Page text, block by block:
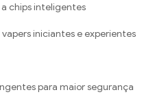
chips inteligentes
iniciantes e experientes
para maior segurança